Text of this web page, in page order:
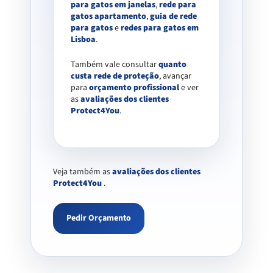
para gatos em janelas,rede para
gatos apartamento,guia de rede
para gatoseredes para gatos em
Lisboa.
Também vale consultarquanto
custa rede de proteção, avançar
para orçamento profissionale ver
asavaliações dos clientes
Protect4You.
Veja também asavaliações dos clientes
Protect4You .
Pedir Orçamento